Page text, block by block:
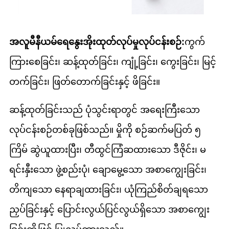
အလူမီနီယမ်ရေနွေးအိုးထုတ်လုပ်မှုလုပ်ငန်းစဉ်:ကွက်
ကြားစေခြင်း၊ ဆန့်ထုတ်ခြင်း၊ ကျုံ့ခြင်း၊ ကွေးခြင်း၊ မြင့်
တက်ခြင်း၊ ဖြတ်တောက်ခြင်းနှင့် ဖိခြင်း။
ဆန့်ထုတ်ခြင်းသည် ပုံသွင်းရာတွင် အရေးကြီးသော
လုပ်ငန်းစဉ်တစ်ခုဖြစ်သည်။ မှိုကို စဉ်ဆက်မပြတ် ၅
ကြိမ် ဆွဲယူထားပြီး၊ တီထွင်ကြံဆထားသော ဒီဇိုင်း၊ မ
ရင်းနှီးသော ဖွဲ့စည်းပုံ၊ ချောမွေ့သော အစာကျွေးခြင်း၊
တိကျသော နေရာချထားခြင်း၊ ယုံကြည်စိတ်ချရသော
ညှပ်ခြင်းနှင့် ပြောင်းလွယ်ပြင်လွယ်ရှိသော အစာကျွေး